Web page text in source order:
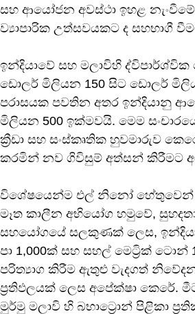
සහ ආයෝජන අවස්ථා ඉහළ
ව්‍යාපාරික උත්සවයකට ද සහභාගී
ඉන්දියාවේ සහ මලාවිහි ද්විපාර්ශ්වික
ඩොලර් මිලියන 150 සිට ඩොලර්
පරාසයක පවතින අතර ඉන්දියානු
මිලියන 500 ඉක්මවයි. මෙම
ක්‍රීඩා සහ සංස්කෘතික හුවමාරුව
කරමින් නව ගිවිසුම් අත්සන් කිරීමට
විශේෂයෙන්ම එල් නිනෝ හේතුවෙන්
මෑත කාලීන අභියෝග හමුවේ,
සහයෝගයේ සලකුණක් ලෙස,
පා 1,000ක් සහ සහල් මෙට්‍රික් ටොන්
පරිත්‍යාග කිරීම ඇතුළු වැදගත්
ප්‍රතිඵලයක් ලෙස අපේක්ෂා කෙරේ.
මුර්මු මලාවි හි බභාට්‍රොන් පිළිකා